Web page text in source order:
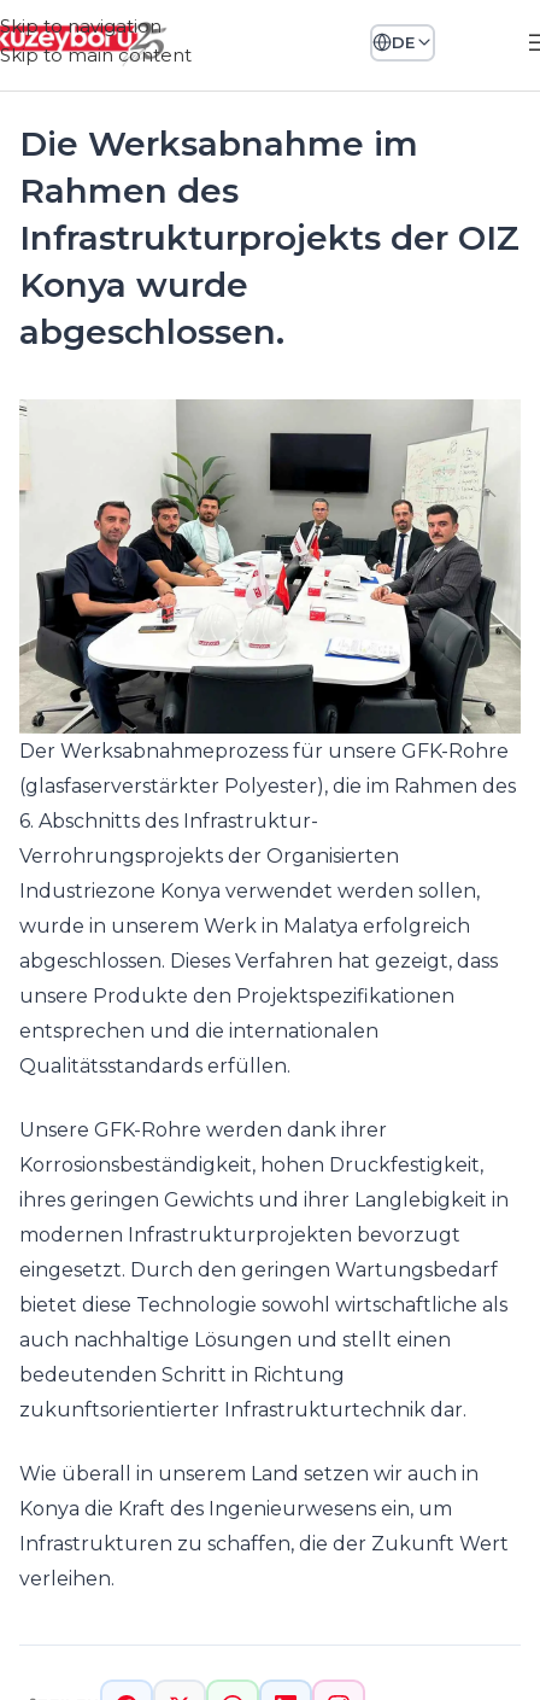
Skip to navigation
Skip to main content
DE
Die Werksabnahme im
Rahmen des
Infrastrukturprojekts der OIZ
Konya wurde
abgeschlossen.
Der Werksabnahmeprozess für unsere GFK-Rohre
(glasfaserverstärkter Polyester), die im Rahmen des
6. Abschnitts des Infrastruktur-
Verrohrungsprojekts der Organisierten
Industriezone Konya verwendet werden sollen,
wurde in unserem Werk in Malatya erfolgreich
abgeschlossen. Dieses Verfahren hat gezeigt, dass
unsere Produkte den Projektspezifikationen
entsprechen und die internationalen
Qualitätsstandards erfüllen.
Unsere GFK-Rohre werden dank ihrer
Korrosionsbeständigkeit, hohen Druckfestigkeit,
ihres geringen Gewichts und ihrer Langlebigkeit in
modernen Infrastrukturprojekten bevorzugt
eingesetzt. Durch den geringen Wartungsbedarf
bietet diese Technologie sowohl wirtschaftliche als
auch nachhaltige Lösungen und stellt einen
bedeutenden Schritt in Richtung
zukunftsorientierter Infrastrukturtechnik dar.
Wie überall in unserem Land setzen wir auch in
Konya die Kraft des Ingenieurwesens ein, um
Infrastrukturen zu schaffen, die der Zukunft Wert
verleihen.